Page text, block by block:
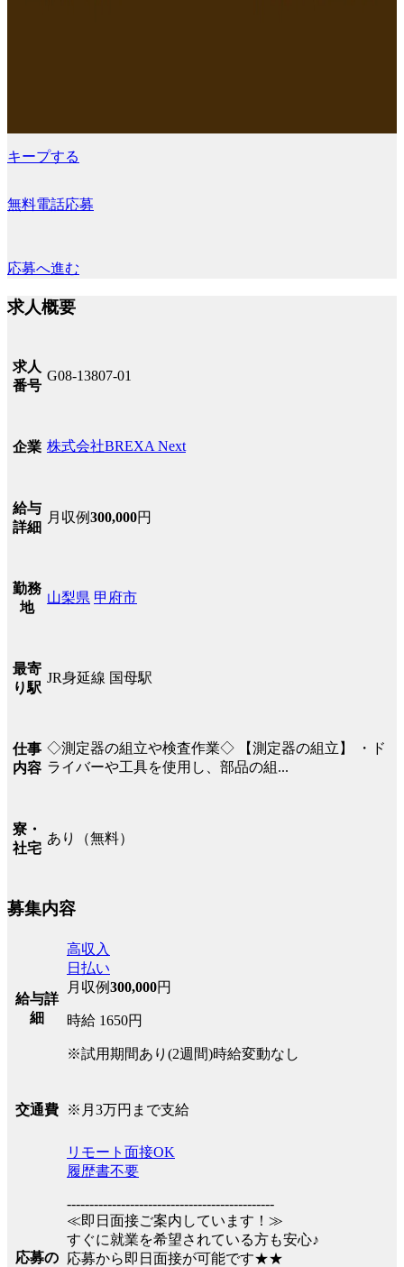
キープする
無料電話応募
応募へ進む
求人概要
求人
番号
G08-13807-01
企業 株式会社BREXA Next
給与
詳細
月収例300,000円
勤務
地
山梨県 甲府市
最寄
り駅
JR身延線 国母駅
仕事
内容
◇測定器の組立や検査作業◇ 【測定器の組立】 ・ド
ライバーや工具を使用し、部品の組...
寮・
社宅
あり（無料）
募集内容
給与詳
細
高収入
日払い
月収例300,000円
時給 1650円
※試用期間あり(2週間)時給変動なし
交通費 ※月3万円まで支給
応募の
リモート面接OK
履歴書不要
----------------------------------------------
≪即日面接ご案内しています！≫
すぐに就業を希望されている方も安心♪
応募から即日面接が可能です★★